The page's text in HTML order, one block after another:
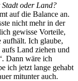
oder Land?
auf die Balance an.
nicht mehr in der
gewisse Vorteile,
Ich glaube,
Land ziehen und
Dann wäre ich
ich jetzt lange gehabt
mitunter auch.